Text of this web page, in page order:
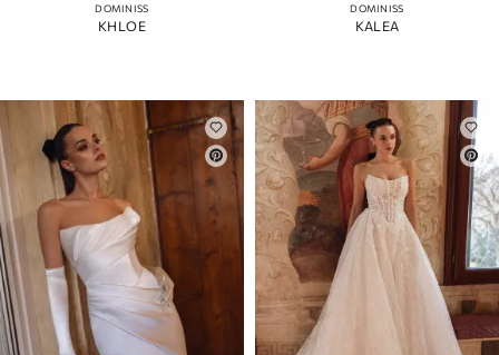
DOMINISS
KHLOE
DOMINISS
KALEA